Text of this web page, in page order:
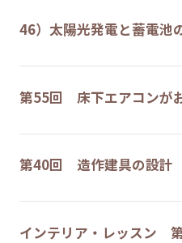
46）太陽光発電と蓄電池
第55回 床下エアコンが
第40回 造作建具の設計
インテリア・レッスン